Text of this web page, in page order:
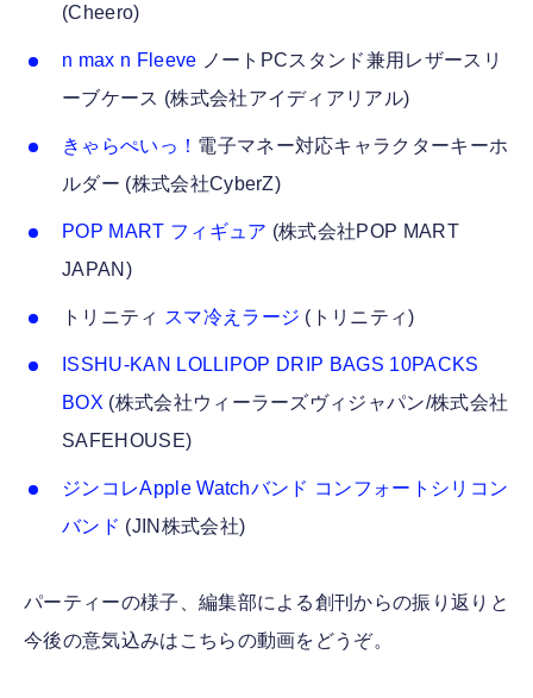
(Cheero)
n max n Fleeve ノートPCスタンド兼用レザースリ
ーブケース (株式会社アイディアリアル)
きゃらぺいっ！ 電子マネー対応キャラクターキーホ
ルダー (株式会社CyberZ)
POP MART フィギュア (株式会社POP MART
JAPAN)
トリニティ スマ冷えラージ (トリニティ)
ISSHU-KAN LOLLIPOP DRIP BAGS 10PACKS
BOX (株式会社ウィーラーズヴィジャパン/株式会社
SAFEHOUSE)
ジンコレApple Watchバンド コンフォートシリコン
バンド (JIN株式会社)
パーティーの様子、編集部による創刊からの振り返りと
今後の意気込みはこちらの動画をどうぞ。